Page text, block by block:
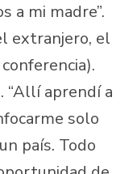
a mi madre”.
extranjero, el
“Allí aprendí a
solo
país. Todo